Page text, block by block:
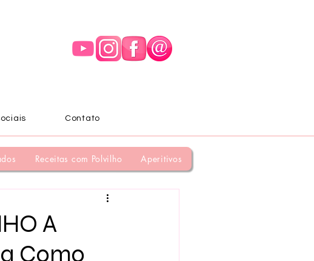
Contato
Receitas com Polvilho Aperitivos
A
Como